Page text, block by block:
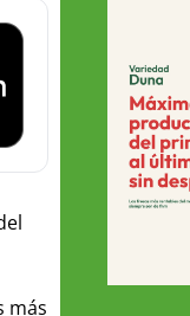
más